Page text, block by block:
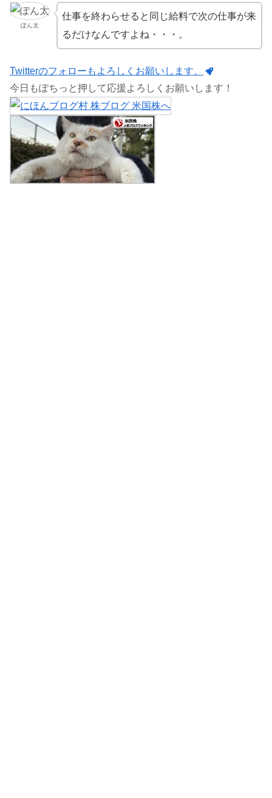
ぽん太
仕事を終わらせると同じ給料で次の仕事が来
るだけなんですよね・・・。
Twitterのフォローもよろしくお願いします。
今日もぽちっと押して応援よろしくお願いします！